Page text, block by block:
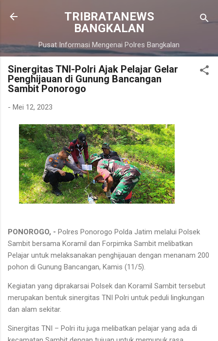
Langsung ke konten utama
TRIBRATANEWS
BANGKALAN
Pusat Informasi Mengenai Polres Bangkalan
Sinergitas TNI-Polri Ajak Pelajar Gelar
Penghijauan di Gunung Bancangan
Sambit Ponorogo
- Mei 12, 2023
PONOROGO, - Polres Ponorogo Polda Jatim melalui Polsek
Sambit bersama Koramil dan Forpimka Sambit melibatkan
Pelajar untuk melaksanakan penghijauan dengan menanam 200
pohon di Gunung Bancangan, Kamis (11/5).
Kegiatan yang diprakarsai Polsek dan Koramil Sambit tersebut
merupakan bentuk sinergitas TNI Polri untuk peduli lingkungan
dan alam sekitar.
Sinergitas TNI – Polri itu juga melibatkan pelajar yang ada di